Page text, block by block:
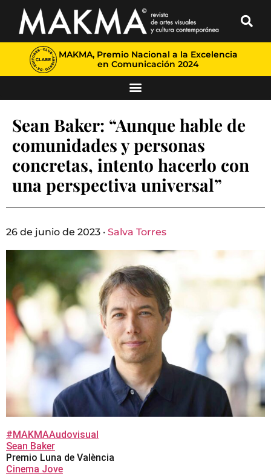
MAKMA, Premio Nacional a la Excelencia
en Comunicación 2024
Sean Baker: “Aunque hable de
comunidades y personas
concretas, intento hacerlo con
una perspectiva universal”
26 de junio de 2023 · Salva Torres
#MAKMAAudovisual
Sean Baker
Premio Luna de València
Cinema Jove